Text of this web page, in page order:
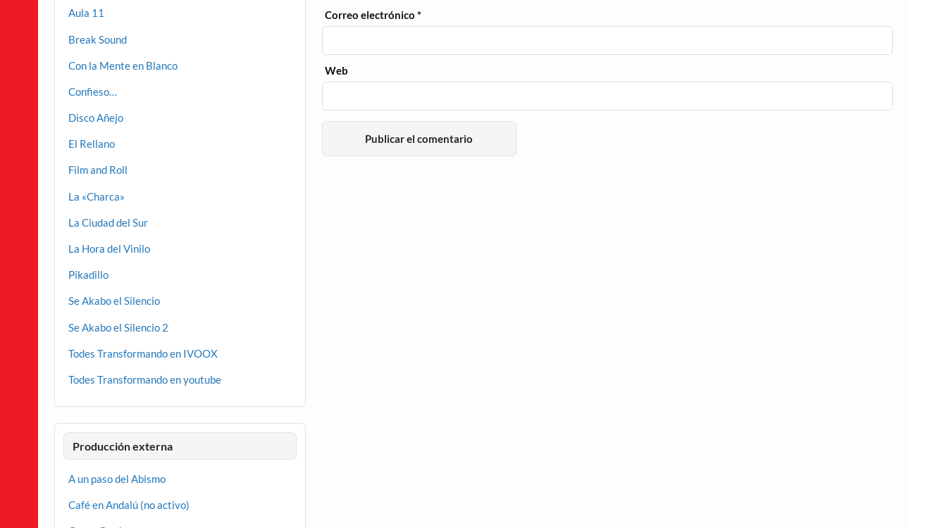
Correo electrónico*
Web
Aula 11
Break Sound
Con la Mente en Blanco
Confieso…
Disco Añejo
El Rellano
Film and Roll
La «Charca»
La Ciudad del Sur
La Hora del Vinilo
Pikadillo
Se Akabo el Silencio
Se Akabo el Silencio 2
Todes Transformando en IVOOX
Todes Transformando en youtube
Producción externa
A un paso del Abismo
Café en Andalú (no activo)